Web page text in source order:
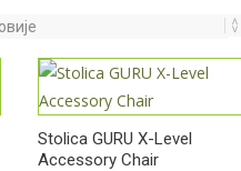
Stolica GURU X-Level
Accessory Chair